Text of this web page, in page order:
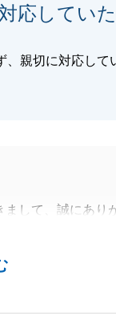
応してい
親切に対応して
して、誠にあり
お引渡しまで約1
。